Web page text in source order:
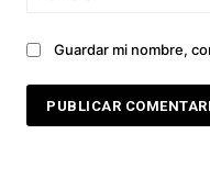
Guardar mi nombre,